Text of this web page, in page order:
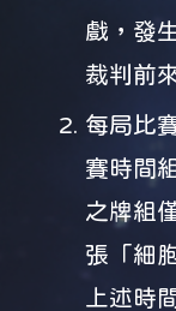
戲，發
裁判前
每局比
賽時間
之牌組
張「細
上述時